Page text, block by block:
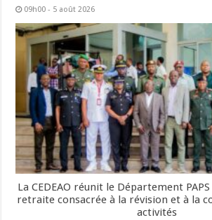
09h00 - 5 août 2026
La CEDEAO réunit le Département
retraite consacrée à la révision et à la
activités